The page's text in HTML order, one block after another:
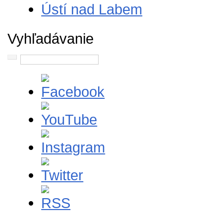
Ústí nad Labem
Vyhľadávanie